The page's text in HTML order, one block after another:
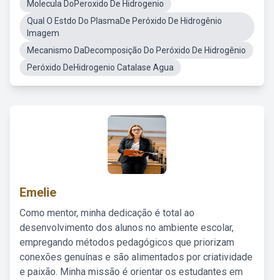
Molecula DoPeroxido De Hidrogenio
Qual O Estdo Do PlasmaDe Peróxido De Hidrogênio
Imagem
Mecanismo DaDecomposição Do Peróxido De Hidrogênio
Peróxido DeHidrogenio Catalase Agua
Emelie
Como mentor, minha dedicação é total ao
desenvolvimento dos alunos no ambiente escolar,
empregando métodos pedagógicos que priorizam
conexões genuínas e são alimentados por criatividade
e paixão. Minha missão é orientar os estudantes em